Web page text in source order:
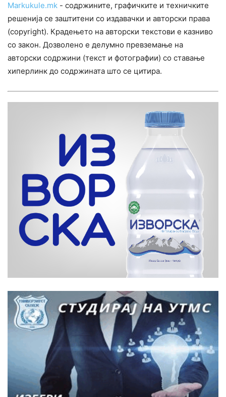
Markukule.mk - содржините, графичките и техничките
решенија се заштитени со издавачки и авторски права
(copyright). Крадењето на авторски текстови е казниво
со закон. Дозволено е делумно превземање на
авторски содржини (текст и фотографии) со ставање
хиперлинк до содржината што се цитира.